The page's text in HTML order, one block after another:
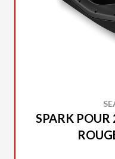
SPARK POUR